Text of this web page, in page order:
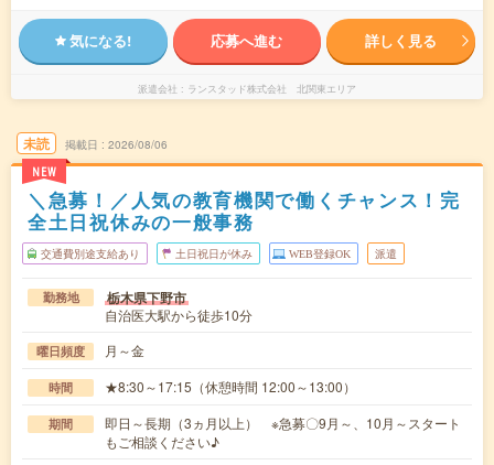
気になる! 応募へ進む 詳しく見る
派遣会社 ランスタッド株式会社 北関東エリア
未読
NEW
掲載日 2026/08/06
＼急募！／人気の教育機関で働くチャンス！完
全土日祝休みの一般事務
交通費別途支給あり 土日祝日が休み WEB登録OK 派遣
勤務地 栃木県下野市
自治医大駅から徒歩10分
曜日頻度 月～金
時間 ★8:30～17:15（休憩時間 12:00～13:00）
期間
即日～長期（3ヵ月以上） ※急募〇9月～、10月～スタート
もご相談ください♪